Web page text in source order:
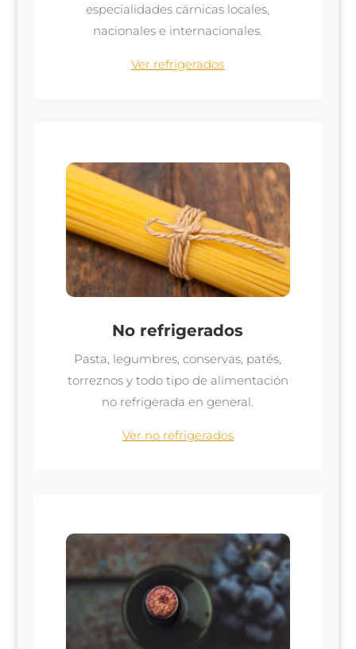
especialidades cárnicas locales,
nacionales e internacionales.
Ver refrigerados
No refrigerados
Pasta, legumbres, conservas, patés,
torreznos y todo tipo de alimentación
no refrigerada en general.
Ver no refrigerados